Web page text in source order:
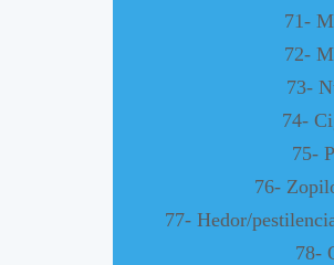
71-
72-
73-
74-
75-
76-
77- Hedor/
78-